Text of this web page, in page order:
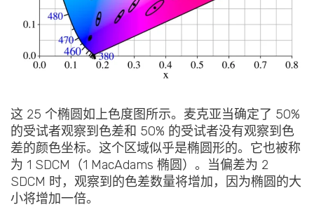
这 25 个椭圆如上色度图所示。麦克亚当确定了 50%
的受试者观察到色差和 50% 的受试者没有观察到色
差的颜色坐标。这个区域似乎是椭圆形的。它也被称
为 1 SDCM（1 MacAdams 椭圆）。当偏差为 2
SDCM 时，观察到的色差数量将增加，因为椭圆的大
小将增加一倍。